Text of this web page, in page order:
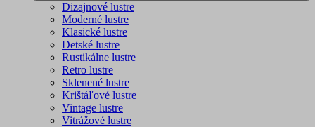
Dizajnové lustre
Moderné lustre
Klasické lustre
Detské lustre
Rustikálne lustre
Retro lustre
Sklenené lustre
Krištáľové lustre
Vintage lustre
Vitrážové lustre